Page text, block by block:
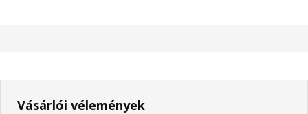
Vásárlói vélemények